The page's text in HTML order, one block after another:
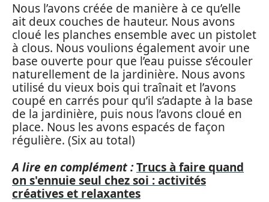
Nous l’avons créée de manière à ce qu’elle
ait deux couches de hauteur. Nous avons
cloué les planches ensemble avec un pistolet
à clous. Nous voulions également avoir une
base ouverte pour que l’eau puisse s’écouler
naturellement de la jardinière. Nous avons
utilisé du vieux bois qui traînait et l’avons
coupé en carrés pour qu’il s’adapte à la base
de la jardinière, puis nous l’avons cloué en
place. Nous les avons espacés de façon
régulière. (Six au total)
A lire en complément :Trucs à faire quand
on s'ennuie seul chez soi : activités
créatives et relaxantes